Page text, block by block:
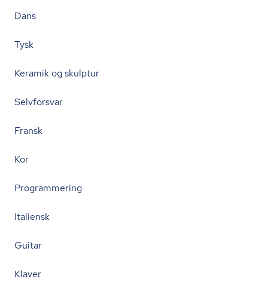
Dans
Tysk
Keramik og skulptur
Selvforsvar
Fransk
Kor
Programmering
Italiensk
Guitar
Klaver